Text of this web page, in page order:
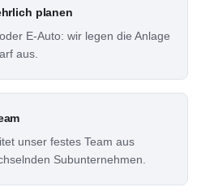
planen
E-Auto: wir legen die Anlage
aus.
unser festes Team aus
Subunternehmen.